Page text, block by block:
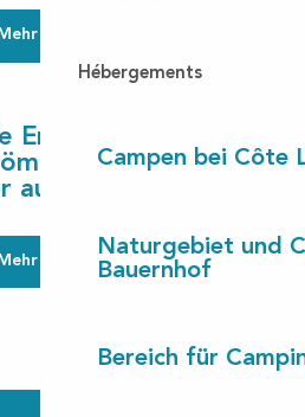
Hébergements
Campen bei Côte
Naturgebiet und
Bauernhof
Bereich für
lesen
Entdeckung der
mit einem
ausprobiert
Mehr lesen